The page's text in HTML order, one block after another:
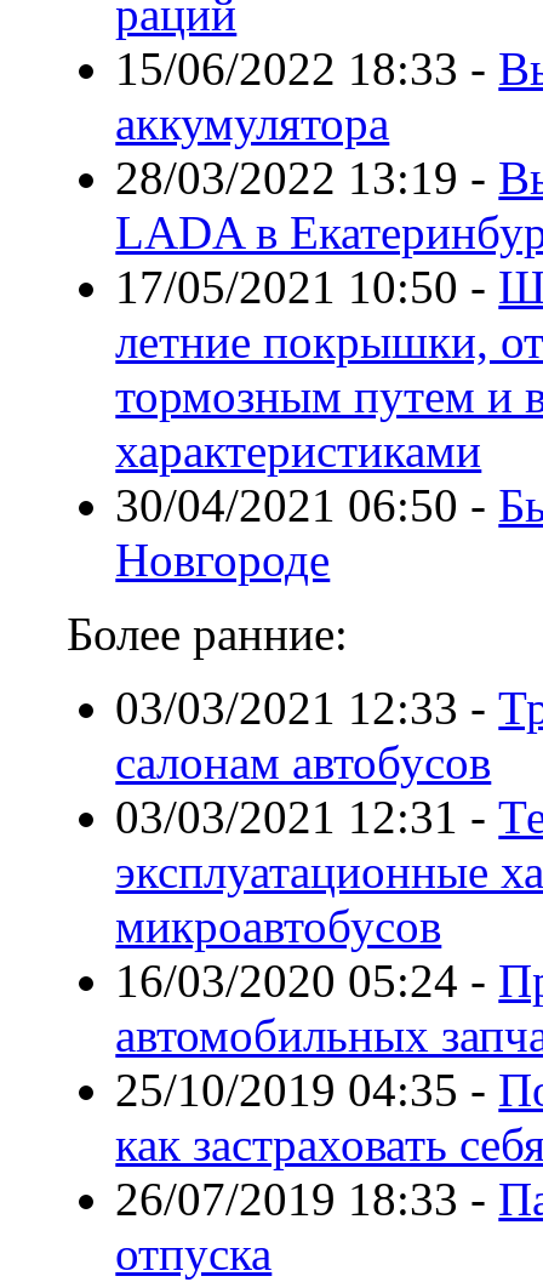
раций
15/06/2022 18:33 -
аккумулятора
28/03/2022 13:19 -
LADA в
17/05/2021 10:50 -
летние покрышки,
тормозным путем и
характеристиками
30/04/2021 06:50 -
Новгороде
Более ранние:
03/03/2021 12:33 -
салонам автобусов
03/03/2021 12:31 -
эксплуатационные
микроавтобусов
16/03/2020 05:24 -
автомобильных
25/10/2019 04:35 -
как застраховать
26/07/2019 18:33 -
отпуска